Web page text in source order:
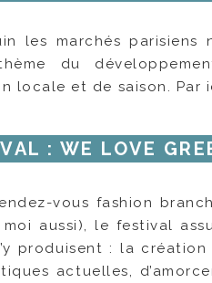
les marchés
du
locale et de saison. Par
: WE LOVE
vous fashion
moi aussi), le festival
produisent : la
actuelles,